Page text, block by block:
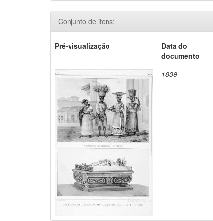
Conjunto de itens:
Pré-visualização
Data do
documento
1839